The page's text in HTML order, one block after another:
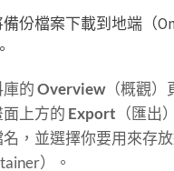
份檔案下載到地端（
的Overview（概觀）
上方的 Export （匯出
，並選擇你要用來存
）。